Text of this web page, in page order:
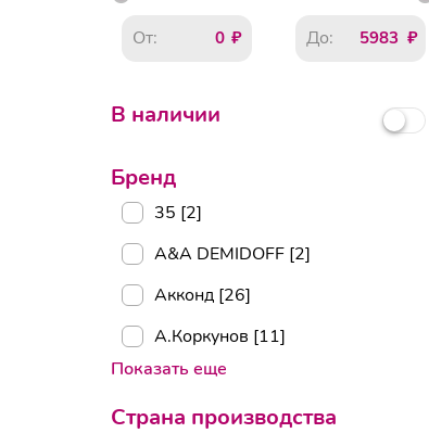
От: До:
В наличии
Бренд
35 [2]
A&A DEMIDOFF [2]
Акконд [26]
А.Коркунов [11]
Показать еще
Страна производства